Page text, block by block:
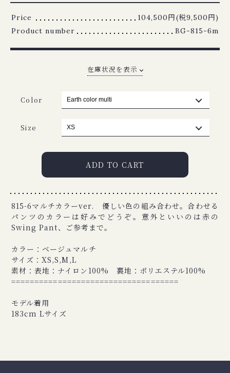
Price
104,500円(税9,500円)
Product number
BG-815-6m
在庫状況を
Color
Size
ADD TO CART
815-6マルチカラーver. 優しい色の組み合わせ。合わせる
パンツのカラーは好みでどうぞ。意外といいのは赤の
Swing Pant、ご参考まで。
カラー：ベージュマルチ
サイズ：XS,S,M,L
素材：表地：ナイロン100% 裏地：ポリエステル100%
====================================
モデル着用
183cm Lサイズ